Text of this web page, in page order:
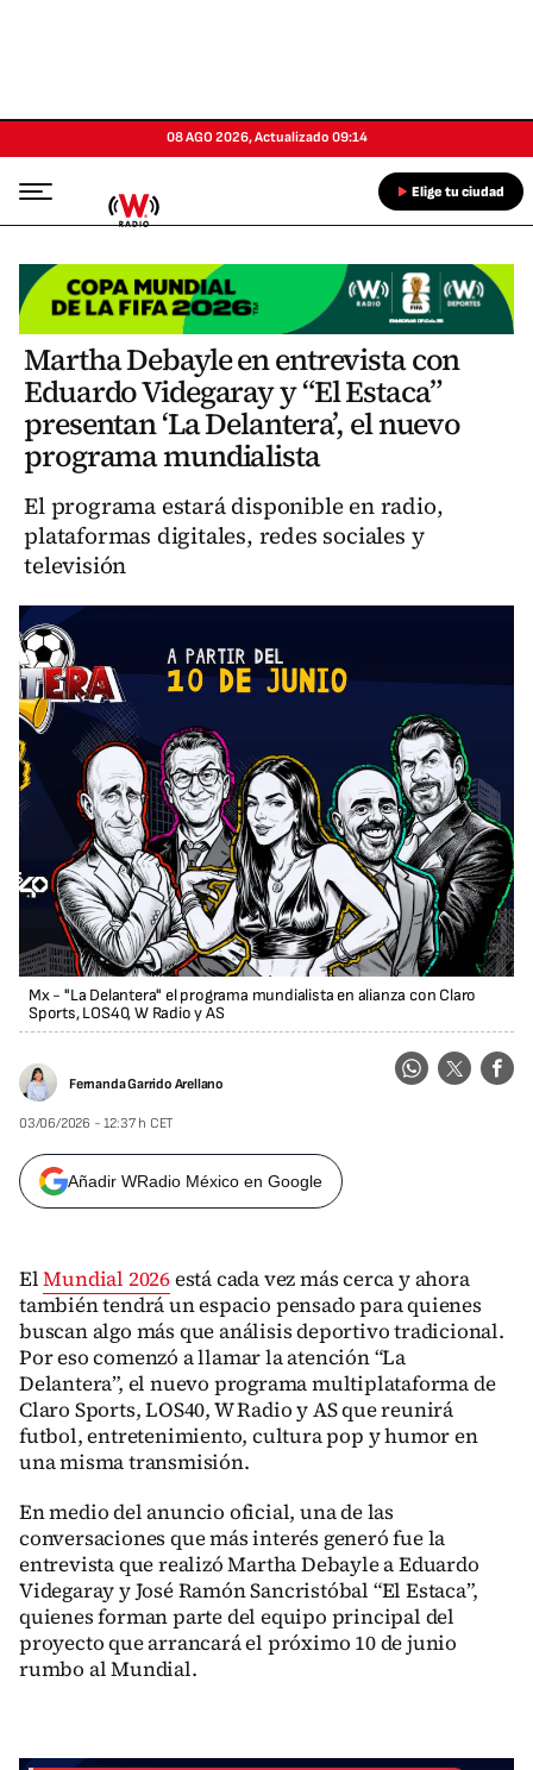
08 AGO 2026,Actualizado 09:14
Elige tu ciudad
Martha Debayle en entrevista con
Eduardo Videgaray y “El Estaca”
presentan ‘La Delantera’, el nuevo
programa mundialista
El programa estará disponible en radio,
plataformas digitales, redes sociales y
televisión
Mx - "La Delantera" el programa mundialista en alianza con Claro
Sports, LOS40, W Radio y AS
Fernanda Garrido Arellano
03/06/2026 - 12:37 h CET
Añadir WRadio México en Google
ElMundial 2026está cada vez más cerca y ahora
también tendrá un espacio pensado para quienes
buscan algo más que análisis deportivo tradicional.
Por eso comenzó a llamar la atención “La
Delantera”, el nuevo programa multiplataforma de
Claro Sports, LOS40, W Radio y AS que reunirá
futbol, entretenimiento, cultura pop y humor en
una misma transmisión.
En medio del anuncio oficial, una de las
conversaciones que más interés generó fue la
entrevista que realizó Martha Debayle a Eduardo
Videgaray y José Ramón Sancristóbal “El Estaca”,
quienes forman parte del equipo principal del
proyecto que arrancará el próximo 10 de junio
rumbo al Mundial.